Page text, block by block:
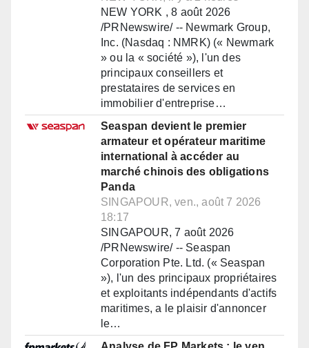
NEW YORK , 8 août 2026
/PRNewswire/ -- Newmark Group,
Inc. (Nasdaq : NMRK) (« Newmark
» ou la « société »), l'un des
principaux conseillers et
prestataires de services en
immobilier d'entreprise…
Seaspan devient le premier
armateur et opérateur maritime
international à accéder au
marché chinois des obligations
Panda
SINGAPOUR, ven., août 7 2026
18:17
SINGAPOUR, 7 août 2026
/PRNewswire/ -- Seaspan
Corporation Pte. Ltd. (« Seaspan
»), l'un des principaux propriétaires
et exploitants indépendants d'actifs
maritimes, a le plaisir d'annoncer
le…